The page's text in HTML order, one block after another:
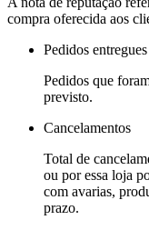
compra oferecida aos
Pedidos
Pedidos que
previsto.
Cancelamentos
Total de
ou por essa loja
com avarias,
prazo.